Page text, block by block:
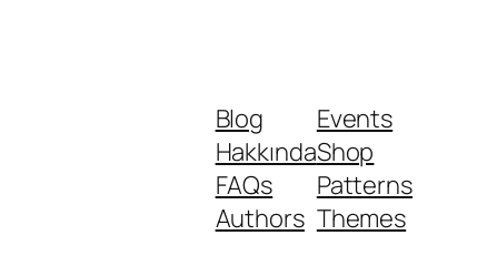
Blog
Hakkında
FAQs
Authors
Events
Shop
Patterns
Themes